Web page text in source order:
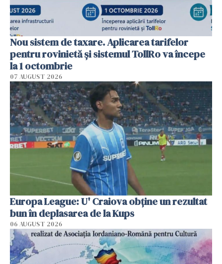
Nou sistem de taxare. Aplicarea tarifelor
pentru rovinietă şi sistemul TollRo va începe
la 1 octombrie
07 AUGUST 2026
Europa League: U' Craiova obține un rezultat
bun în deplasarea de la Kups
06 AUGUST 2026